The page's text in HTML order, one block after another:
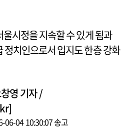
시정을 지속할 수 있게 됨과
정치인으로서 입지도 한층 강화
영 기자 /
06-04 10:30:07 송고